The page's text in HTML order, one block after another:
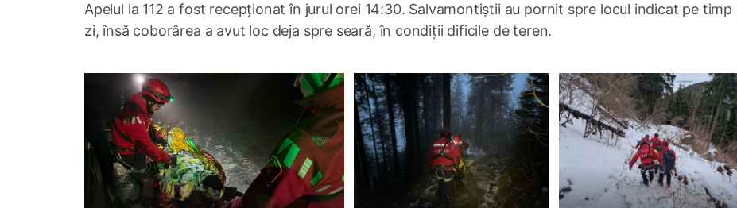
Apelul la 112 a fost recepționat în jurul orei 14:30. Salvamontiștii au pornit spre locul indicat pe timp
zi, însă coborârea a avut loc deja spre seară, în condiții dificile de teren.